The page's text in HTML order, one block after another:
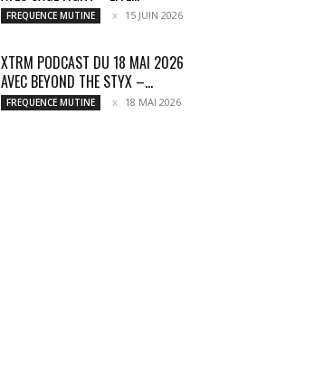
FREQUENCE MUTINE 15 JUIN 2026
XTRM PODCAST DU 18 MAI 2026
AVEC BEYOND THE STYX –...
FREQUENCE MUTINE 18 MAI 2026